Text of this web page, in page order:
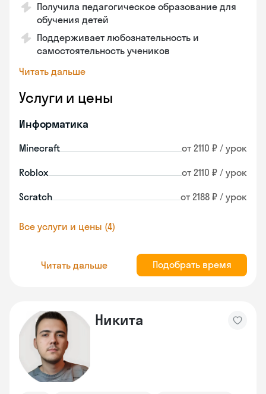
Получила педагогическое образование для
обучения детей
Поддерживает любознательность и
самостоятельность учеников
Читать дальше
Услуги и цены
Информатика
Minecraft от 2110 ₽ / урок
Roblox от 2110 ₽ / урок
Scratch от 2188 ₽ / урок
Все услуги и цены (4)
Читать дальше Подобрать время
Никита